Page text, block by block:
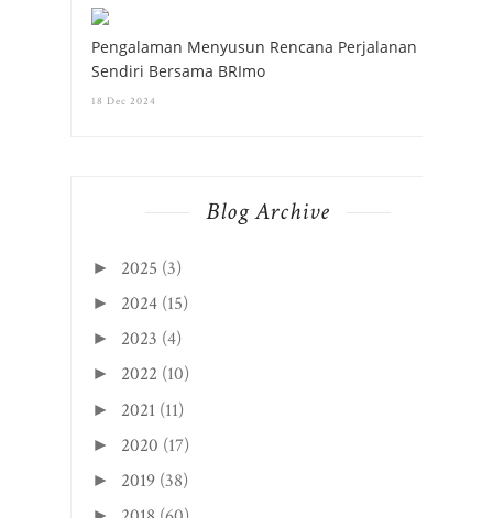
Pengalaman Menyusun Rencana Perjalanan
Sendiri Bersama BRImo
18 Dec 2024
Blog Archive
► 2025 (3)
► 2024 (15)
► 2023 (4)
► 2022 (10)
► 2021 (11)
► 2020 (17)
► 2019 (38)